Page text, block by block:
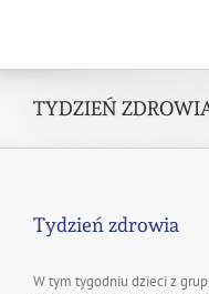
TYDZIEŃ
Tydzień zdrowia
W tym tygodniu dzieci z